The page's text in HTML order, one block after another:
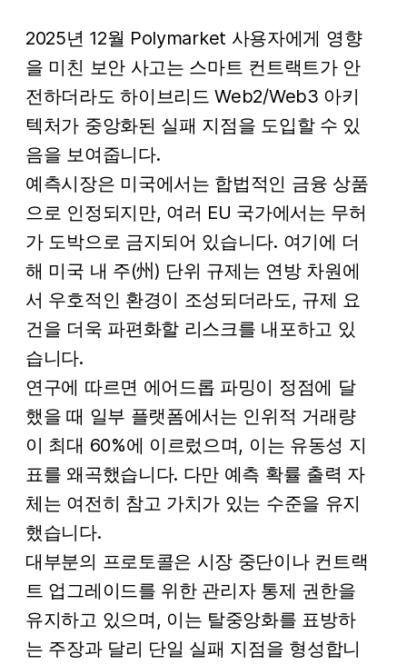
2025년 12월 Polymarket 사용자에게 영향
을 미친 보안 사고는 스마트 컨트랙트가 안
전하더라도 하이브리드 Web2/Web3 아키
텍처가 중앙화된 실패 지점을 도입할 수 있
음을 보여줍니다.
예측시장은 미국에서는 합법적인 금융 상품
으로 인정되지만, 여러 EU 국가에서는 무허
가 도박으로 금지되어 있습니다. 여기에 더
해 미국 내 주(州) 단위 규제는 연방 차원에
서 우호적인 환경이 조성되더라도, 규제 요
건을 더욱 파편화할 리스크를 내포하고 있
습니다.
연구에 따르면 에어드롭 파밍이 정점에 달
했을 때 일부 플랫폼에서는 인위적 거래량
이 최대 60%에 이르렀으며, 이는 유동성 지
표를 왜곡했습니다. 다만 예측 확률 출력 자
체는 여전히 참고 가치가 있는 수준을 유지
했습니다.
대부분의 프로토콜은 시장 중단이나 컨트랙
트 업그레이드를 위한 관리자 통제 권한을
유지하고 있으며, 이는 탈중앙화를 표방하
는 주장과 달리 단일 실패 지점을 형성합니